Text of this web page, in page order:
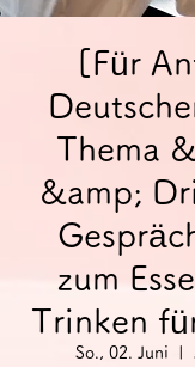
[Für
Thema
&amp;
zum
Trinken
So., 02. Juni